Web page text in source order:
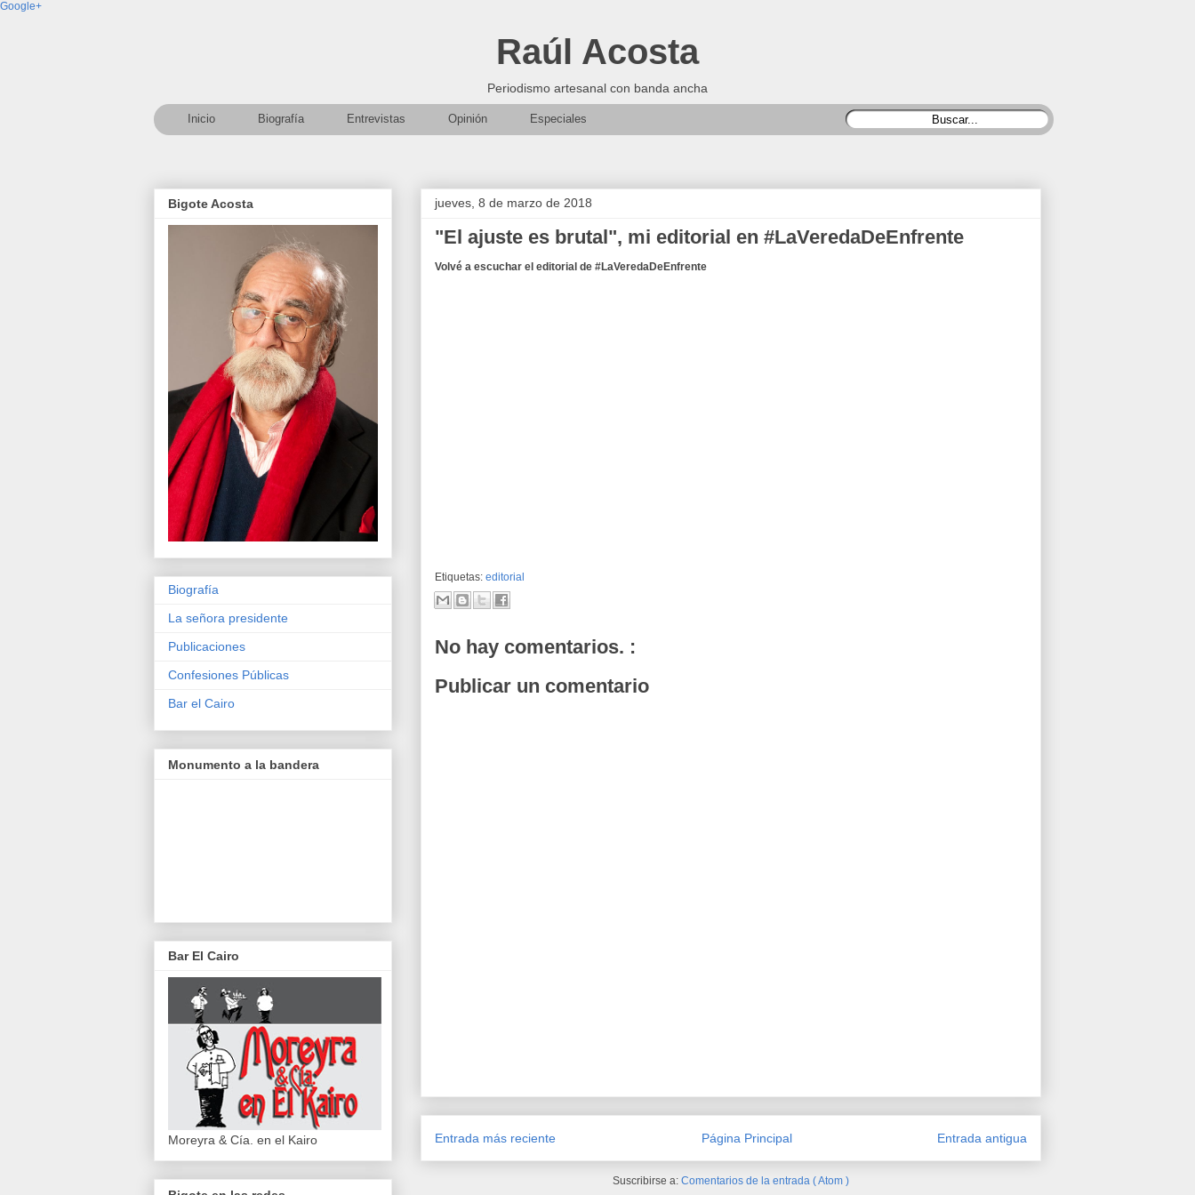
Google+
Raúl Acosta
Periodismo artesanal con banda ancha
Inicio Biografía Entrevistas Opinión Especiales
jueves, 8 de marzo de 2018
"El ajuste es brutal", mi editorial en #LaVeredaDeEnfrente
Volvé a escuchar el editorial de #LaVeredaDeEnfrente
Etiquetas: editorial
No hay comentarios. :
Publicar un comentario
Entrada más reciente Entrada antigua
Página Principal
Suscribirse a: Comentarios de la entrada ( Atom )
Bigote Acosta
Biografía
La señora presidente
Publicaciones
Confesiones Públicas
Bar el Cairo
Monumento a la bandera
Bar El Cairo
Moreyra & Cía. en el Kairo